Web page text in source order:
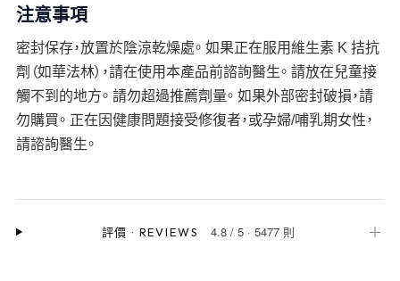
注意事項
密封保存，放置於陰涼乾燥處。 如果正在服用維生素 K 拮抗
劑（如華法林），請在使用本產品前諮詢醫生。 請放在兒童接
觸不到的地方。 請勿超過推薦劑量。 如果外部密封破損，請
勿購買。 正在因健康問題接受修復者，或孕婦/哺乳期女性，
請諮詢醫生。
評價 · REVIEWS 4.8 /5 ·5477 則 ＋